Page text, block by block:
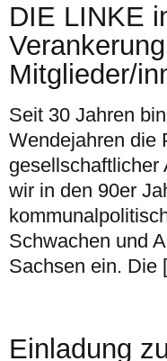
DIE LINKE
Mitglieder/
Seit 30 Jahren
Wendejahren die
gesellschaftlicher
wir in den 90er
Schwachen und
Sachsen ein.
Einladung